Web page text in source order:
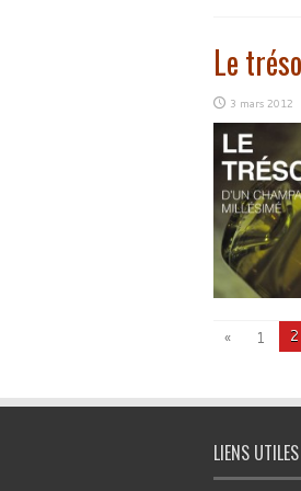
Le
3 mars 2012
« 1 2
LIENS UTILES